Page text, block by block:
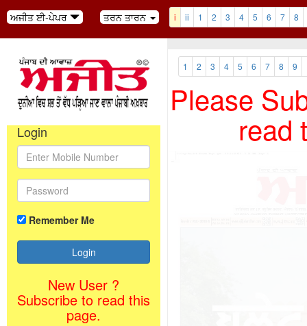
ਅਜੀਤ ਈ-ਪੇਪਰ ਤਰਨ ਤਾਰਨ i ii 1 2 3 4 5 6 7 8
Login
Remember Me
New User ?
Subscribe to read this
page.
1 2 3 4 5 6 7 8 9
Please
read